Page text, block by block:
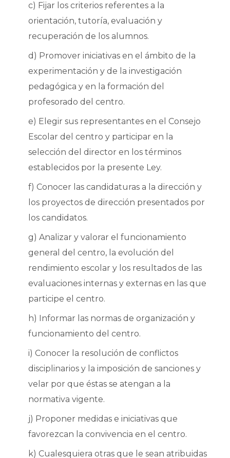
c) Fijar los criterios referentes a la
orientación, tutoría, evaluación y
recuperación de los alumnos.
d) Promover iniciativas en el ámbito de la
experimentación y de la investigación
pedagógica y en la formación del
profesorado del centro.
e) Elegir sus representantes en el Consejo
Escolar del centro y participar en la
selección del director en los términos
establecidos por la presente Ley.
f) Conocer las candidaturas a la dirección y
los proyectos de dirección presentados por
los candidatos.
g) Analizar y valorar el funcionamiento
general del centro, la evolución del
rendimiento escolar y los resultados de las
evaluaciones internas y externas en las que
participe el centro.
h) Informar las normas de organización y
funcionamiento del centro.
i) Conocer la resolución de conflictos
disciplinarios y la imposición de sanciones y
velar por que éstas se atengan a la
normativa vigente.
j) Proponer medidas e iniciativas que
favorezcan la convivencia en el centro.
k) Cualesquiera otras que le sean atribuidas